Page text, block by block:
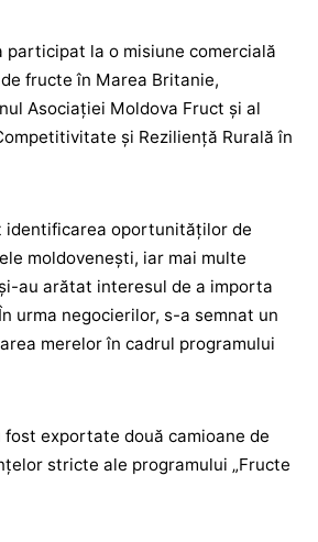
participat la o misiune comercială
fructe în Marea Britanie,
Asociației Moldova Fruct și al
și Reziliență Rurală în
identificarea oportunităților de
moldovenești, iar mai multe
au arătat interesul de a importa
urma negocierilor, s-a semnat un
merelor în cadrul programului
fost exportate două camioane de
stricte ale programului „Fructe